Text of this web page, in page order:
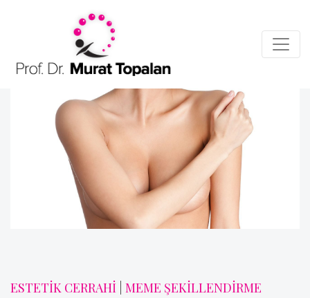
ESTETİK CERRAHİ MEME ŞEKİLLENDİRME